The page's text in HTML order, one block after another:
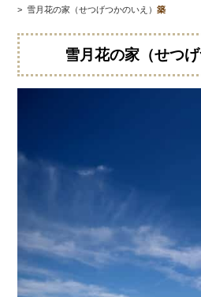
築
> 雪月花の家（せつげつかのいえ）
雪月花の家（せつげ